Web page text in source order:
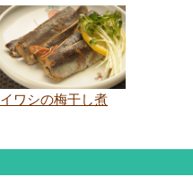
イワシの梅干し煮